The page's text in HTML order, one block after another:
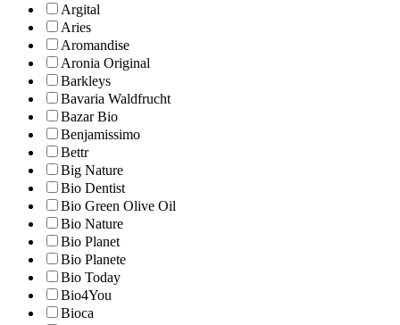
Argital
Aries
Aromandise
Aronia Original
Barkleys
Bavaria Waldfrucht
Bazar Bio
Benjamissimo
Bettr
Big Nature
Bio Dentist
Bio Green Olive Oil
Bio Nature
Bio Planet
Bio Planete
Bio Today
Bio4You
Bioca